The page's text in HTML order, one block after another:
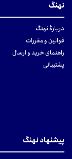
نهنگ
دربارهٔ نهنگ
قوانین و مقررات
راهنمای خرید و ارسال
پشتیبانی
پیشنهاد نهنگ